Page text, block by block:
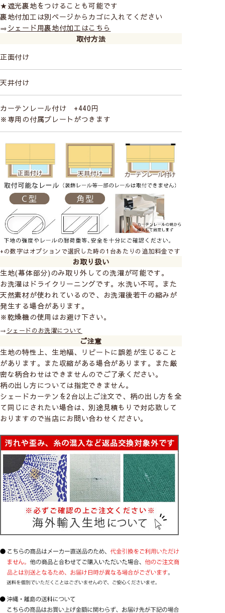
★遮光裏地をつけることも可能です
裏地付加工は別ページからカゴに入れてください
⇒シェード用裏地付加工はこちら
取付方法
正面付け
天井付け
カーテンレール付け +440円
※専用の付属プレートがつきます
+の数字はオプションで選択した時の1台あたりの追加料金です
お取り扱い
生地(幕体部分)のみ取り外しての洗濯が可能です。
お洗濯はドライクリーニングです。水洗い不可。また
天然素材が使われているので、お洗濯後若干の縮みが
発生する場合があります。
※乾燥機の使用はお避け下さい。
→シェードのお洗濯について
ご注意
生地の特性上、生地幅、リピートに誤差が生じること
があります。また収縮がある場合があります。また厳
密な柄合わせはできませんのでご了承ください。
柄の出し方については指定できません。
シェードカーテンを2台以上ご注文で、柄の出し方を全
て同じにされたい場合は、別途見積もりで対応致して
おりますので当店にお問い合わせください。